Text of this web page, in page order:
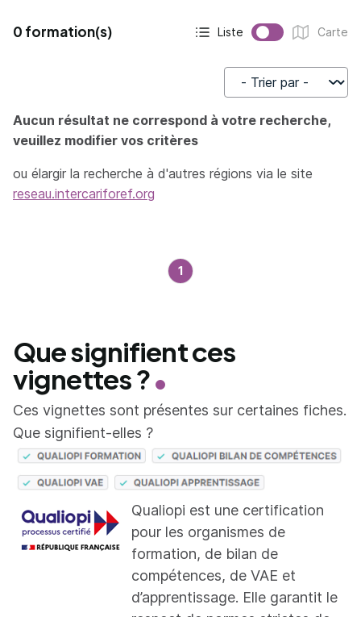
0 formation(s)
Affichage actif :
Liste
Affichage :
Carte
Trier par
Aucun résultat ne correspond à votre recherche,
veuillez modifier vos critères
ou élargir la recherche à d'autres régions via le site
reseau.intercariforef.org
1
Que signifient ces
vignettes ?
Ces vignettes sont présentes sur certaines fiches.
Que signifient-elles ?
Qualiopi est une certification
pour les organismes de
formation, de bilan de
compétences, de VAE et
d’apprentissage. Elle garantit le